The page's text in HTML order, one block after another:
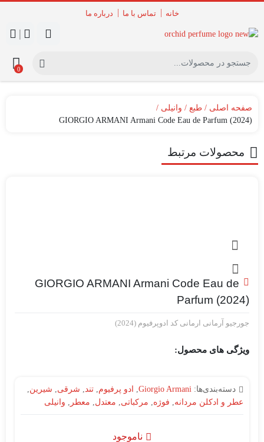
خانه تماس با ما درباره ما
|
0
صفحه اصلی طبع
وانیلی
GIORGIO ARMANI Armani Code Eau de Parfum (2024)
محصولات مرتبط
GIORGIO ARMANI Armani Code Eau de
Parfum (2024)
جورجیو آرمانی ارمانی کد ادوپرفیوم (2024)
ویژگی های محصول:
دسته‌بندی‌ها: Giorgio Armani ادو پرفیوم تند شرقی شیرین
عطر و ادکلن مردانه
فوژه مرکباتی معتدل معطر وانیلی
ناموجود